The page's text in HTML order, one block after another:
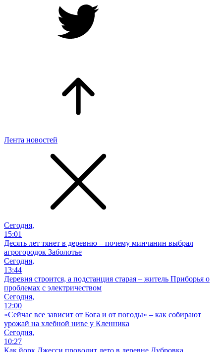
Лента новостей
Сегодня,
15:01
Десять лет тянет в деревню – почему минчанин выбрал
агрогородок Заболотье
Сегодня,
13:44
Деревня строится, а подстанция старая – житель Приборья о
проблемах с электричеством
Сегодня,
12:00
«Сейчас все зависит от Бога и от погоды» – как собирают
урожай на хлебной ниве у Кленника
Сегодня,
10:27
Как йорк Джесси проводит лето в деревне Дубровка